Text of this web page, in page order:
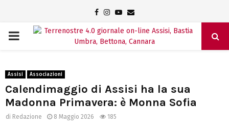
Facebook
Instagram
Youtube
Email
PRIMARY
Assisi Associazioni
Calendimaggio di Assisi ha la sua
Madonna Primavera: è Monna Sofia
di Redazione 8 Maggio 2026 185